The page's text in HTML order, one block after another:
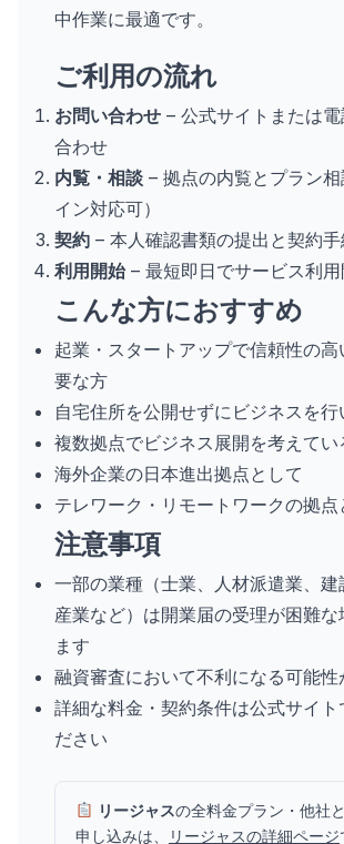
中作業に最適です。
ご利用の流れ
お問い合わせ – 公式サイトまたは
合わせ
内覧・相談 – 拠点の内覧とプラン
イン対応可）
契約 – 本人確認書類の提出と契約手
利用開始– 最短即日でサービス利
こんな方におすすめ
起業・スタートアップで信頼性の
要な方
自宅住所を公開せずにビジネスを行
複数拠点でビジネス展開を考えてい
海外企業の日本進出拠点として
テレワーク・リモートワークの拠点
注意事項
一部の業種（士業、人材派遣業、建
産業など）は開業届の受理が困難な
ます
融資審査において不利になる可能性
詳細な料金・契約条件は公式サイト
ださい
リージャスの全料金プラン・他社
申し込みは、
リージャスの詳細ページ